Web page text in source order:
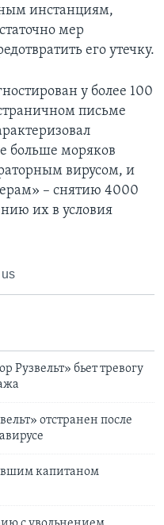
инстанциям,
мер
его утечку.
у более 100
письме
больше моряков
вирусом, и
– снятию 4000
их в условия
Рузвельт» бьет тревогу
отстранен после
капитаном